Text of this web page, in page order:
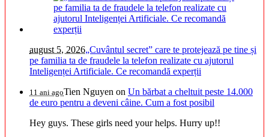
august 5, 2026„Cuvântul secret” care te protejează pe tine și
pe familia ta de fraudele la telefon realizate cu ajutorul
Inteligenței Artificiale. Ce recomandă experții
11 ani agoTien Nguyen on Un bărbat a cheltuit peste 14.000
de euro pentru a deveni câine. Cum a fost posibil
Hey guys. These girls need your helps. Hurry up!!